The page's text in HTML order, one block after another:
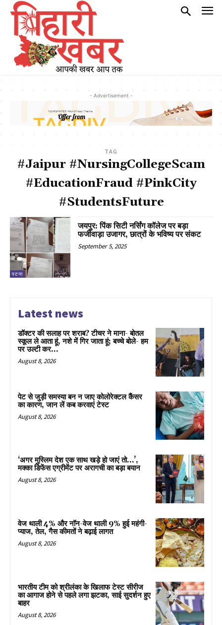
- Advertisement -
TAG
#Jaipur #NursingCollegeScam
#EducationFraud #PinkCity
#StudentsFuture
पटना
जयपुर: पिंक सिटी नर्सिंग कॉलेज पर बड़ा
फर्जीवाड़ा उजागर, छात्रों के भविष्य पर संकट
September 5, 2025
Latest news
डॉक्टर की सलाह पर शराब? टीचर ने माना- बोतल
स्कूल ले आता हूं, नशे में गिर जाता हूं; बच्चे बोले- हम
पर उल्टी कर...
August 8, 2026
पेट से जुड़ी समस्या बन न जाए कोलोरेक्टल कैंसर
का कारण, जान लें कब करवाएं टेस्ट
August 8, 2026
‘अगर मुस्लिम देश एक साथ खड़े हो जाएं तो…’,
मक्का डिफेंस एग्रीमेंट पर अरागची का बड़ा बयान
August 8, 2026
वेज थाली 4% और नॉन-वेज थाली 9% हुई महंगी-
प्याज, तेल, गैस कीमतों ने बढ़ाई लागत
August 8, 2026
भारतीय टीम को श्रीलंका के खिलाफ टेस्ट सीरीज
का आगाज होने से पहले लगा झटका, साई सुदर्शन हुए
बाहर
August 8, 2026